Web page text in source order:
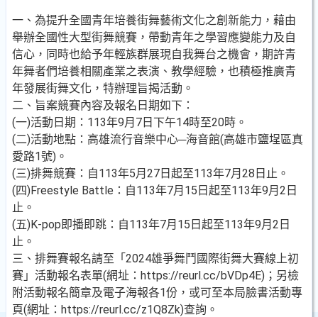
一、為提升全國青年培養街舞藝術文化之創新能力，藉由
舉辦全國性大型街舞競賽，帶動青年之學習應變能力及自
信心，同時也給予年輕族群展現自我舞台之機會，期許青
年舞者們培養相關產業之表演、教學經驗，也積極推廣青
年發展街舞文化，特辦理旨揭活動。
二、旨案競賽內容及報名日期如下：
(一)活動日期：113年9月7日下午14時至20時。
(二)活動地點：高雄流行音樂中心─海音館(高雄市鹽埕區真
愛路1號)。
(三)排舞競賽：自113年5月27日起至113年7月28日止。
(四)Freestyle Battle：自113年7月15日起至113年9月2日
止。
(五)K-pop即播即跳：自113年7月15日起至113年9月2日
止。
三、排舞賽報名請至「2024雄爭舞鬥國際街舞大賽線上初
賽」活動報名表單(網址：https://reurl.cc/bVDp4E)；另檢
附活動報名簡章及電子海報各1份，或可至本局臉書活動專
頁(網址：https://reurl.cc/z1Q8Zk)查詢。